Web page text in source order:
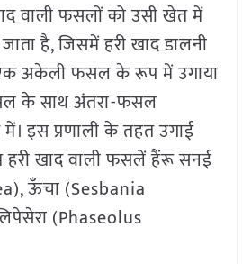
वाली फसलों को उसी खेत में
है, जिसमें हरी खाद डालनी
एक अकेली फसल के रूप में उगाया
के साथ अंतरा-फसल
इस प्रणाली के तहत उगाई
खाद वाली फसलें हैंरू सनई
ऊँचा (Sesbania
(Phaseolus